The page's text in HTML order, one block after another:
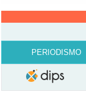
PERIODISMO